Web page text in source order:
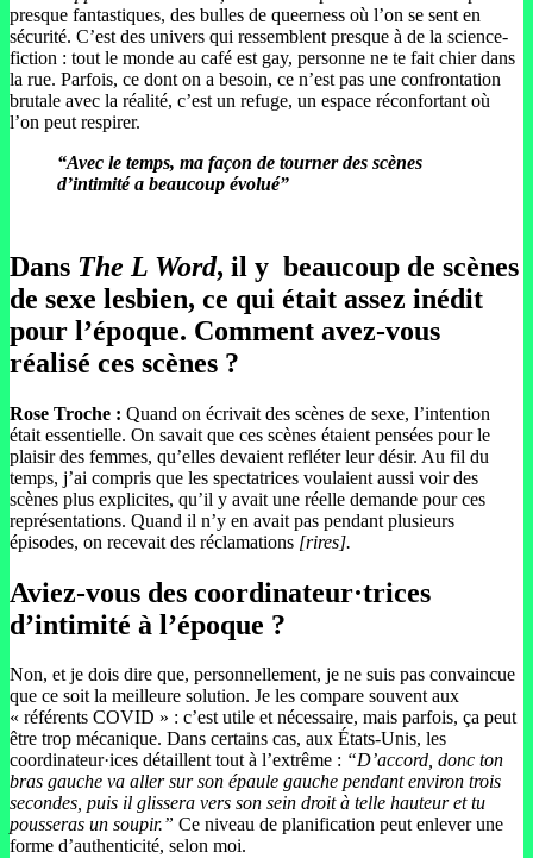
presque fantastiques, des bulles de queerness où l’on se sent en
sécurité. C’est des univers qui ressemblent presque à de la science-
fiction : tout le monde au café est gay, personne ne te fait chier dans
la rue. Parfois, ce dont on a besoin, ce n’est pas une confrontation
brutale avec la réalité, c’est un refuge, un espace réconfortant où
l’on peut respirer.
“Avec le temps, ma façon de tourner des scènes
d’intimité a beaucoup évolué”
Dans The L Word, il y beaucoup de scènes
de sexe lesbien, ce qui était assez inédit
pour l’époque. Comment avez-vous
réalisé ces scènes ?
Rose Troche : Quand on écrivait des scènes de sexe, l’intention
était essentielle. On savait que ces scènes étaient pensées pour le
plaisir des femmes, qu’elles devaient refléter leur désir. Au fil du
temps, j’ai compris que les spectatrices voulaient aussi voir des
scènes plus explicites, qu’il y avait une réelle demande pour ces
représentations. Quand il n’y en avait pas pendant plusieurs
épisodes, on recevait des réclamations [rires].
Aviez-vous des coordinateur·trices
d’intimité à l’époque ?
Non, et je dois dire que, personnellement, je ne suis pas convaincue
que ce soit la meilleure solution. Je les compare souvent aux
« référents COVID » : c’est utile et nécessaire, mais parfois, ça peut
être trop mécanique. Dans certains cas, aux États-Unis, les
coordinateur·ices détaillent tout à l’extrême : “D’accord, donc ton
bras gauche va aller sur son épaule gauche pendant environ trois
secondes, puis il glissera vers son sein droit à telle hauteur et tu
pousseras un soupir.” Ce niveau de planification peut enlever une
forme d’authenticité, selon moi.